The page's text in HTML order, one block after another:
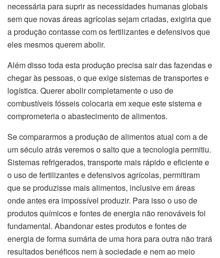
necessária para suprir as necessidades humanas globais
sem que novas áreas agrícolas sejam criadas, exigiria que
a produção contasse com os fertilizantes e defensivos que
eles mesmos querem abolir.
Além disso toda esta produção precisa sair das fazendas e
chegar às pessoas, o que exige sistemas de transportes e
logística. Querer abolir completamente o uso de
combustíveis fósseis colocaria em xeque este sistema e
comprometeria o abastecimento de alimentos.
Se compararmos a produção de alimentos atual com a de
um século atrás veremos o salto que a tecnologia permitiu.
Sistemas refrigerados, transporte mais rápido e eficiente e
o uso de fertilizantes e defensivos agrícolas, permitiram
que se produzisse mais alimentos, inclusive em áreas
onde antes era impossível produzir. Para isso o uso de
produtos químicos e fontes de energia não renováveis foi
fundamental. Abandonar estes produtos e fontes de
energia de forma sumária de uma hora para outra não trará
resultados benéficos nem à sociedade e nem ao meio